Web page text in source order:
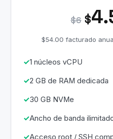
$6 $
$54.00 facturado
1 núcleos vCPU
2 GB de RAM dedicada
30 GB NVMe
Ancho de banda
Acceso root / SSH